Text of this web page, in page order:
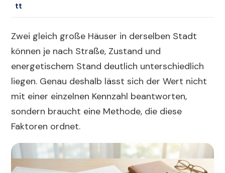
tt
Zwei gleich große Häuser in derselben Stadt
können je nach Straße, Zustand und
energetischem Stand deutlich unterschiedlich
liegen. Genau deshalb lässt sich der Wert nicht
mit einer einzelnen Kennzahl beantworten,
sondern braucht eine Methode, die diese
Faktoren ordnet.